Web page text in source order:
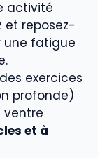
activité
et reposez-
une fatigue
exercices
profonde)
ventre
et à